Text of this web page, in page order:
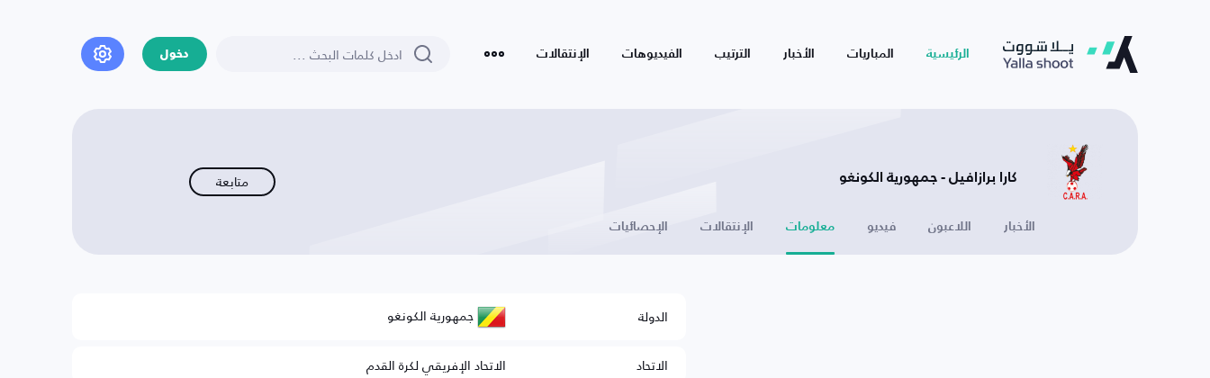
الرئيسية المباريات الأخبار الترتيب الفيديوهات الإنتقالات دخول
كارا برازافيل - جمهورية الكونغو متابعة
الأخبار اللاعبون فيديو معلومات الإنتقالات الإحصائيات
الدولة جمهورية الكونغو
الاتحاد
الاتحاد الإفريقي لكرة القدم